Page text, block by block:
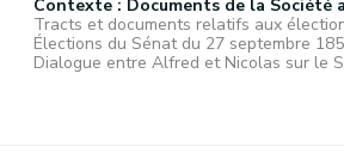
Contexte : Documents de la Société
Tracts et documents relatifs aux
Élections du Sénat du 27 septembre
Dialogue entre Alfred et Nicolas sur le